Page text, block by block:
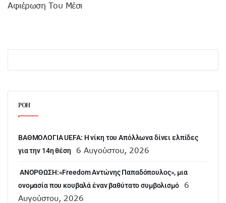
Αφιέρωση Του Μέσι
ΡΟΗ
ΒΑΘΜΟΛΟΓΙΑ UEFA: Η νίκη του Απόλλωνα δίνει ελπίδες
για την 14η θέση
6 Αυγούστου, 2026
ANOΡΘΩΣΗ:«Freedom Αντώνης Παπαδόπουλος», μια
ονομασία που κουβαλά έναν βαθύτατο συμβολισμό
6
Αυγούστου, 2026